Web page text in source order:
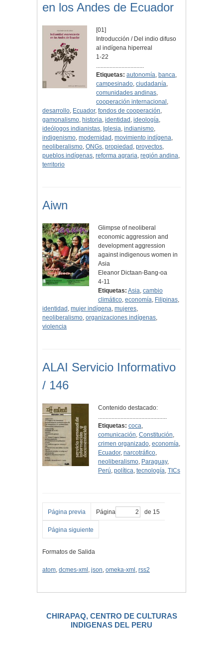
en los Andes de Ecuador
[01]
Introducción / Del indio difuso
al indígena hiperreal
1-22
................................
Etiquetas: autonomía, banca,
campesinado,ciudadanía,
comunidades andinas,
cooperación internacional ,
desarrollo, Ecuador, fondos de cooperación,
gamonalismo, historia, identidad , ideología,
ideólogos indianistas, Iglesia, indianismo,
indigenismo, modernidad , movimiento indígena,
neoliberalismo, ONGs, propiedad , proyectos,
pueblos indígenas, reforma agraria, región andina,
territorio
Aiwn
Glimpse of neoliberal
economic aggression and
development aggression
against indigenous women in
Asia
Eleanor Dictaan-Bang-oa
4-11
Etiquetas: Asia, cambio
climático, economía, Filipinas,
identidad , mujer indígena, mujeres,
neoliberalismo, organizaciones indígenas,
violencia
ALAI Servicio Informativo
/ 146
Contenido destacado:
..............................................
Etiquetas: coca,
comunicación, Constitución,
crimen organizado, economía,
Ecuador, narcotráfico,
neoliberalismo, Paraguay,
Perú, política, tecnología, TICs
Página previa Página de 15
Página siguiente
Formatos de Salida
atom, dcmes-xml , json, omeka-xml , rss2
CHIRAPAQ, CENTRO DE CULTURAS
INDIGENAS DEL PERU